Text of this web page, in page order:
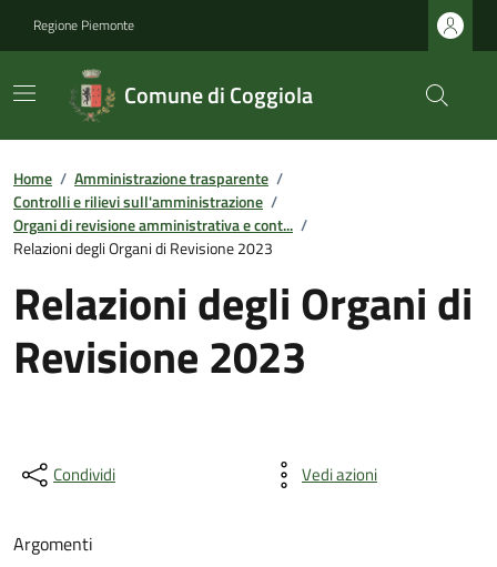
Regione Piemonte
Comune di Coggiola
Home / Amministrazione trasparente /
Controlli e rilievi sull'amministrazione /
Organi di revisione amministrativa e cont... /
Relazioni degli Organi di Revisione 2023
Relazioni degli Organi di
Revisione 2023
Condividi Vedi azioni
Argomenti